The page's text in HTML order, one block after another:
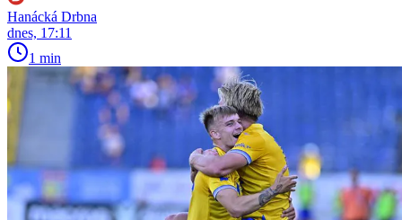
Hanácká Drbna
dnes, 17:11
1 min